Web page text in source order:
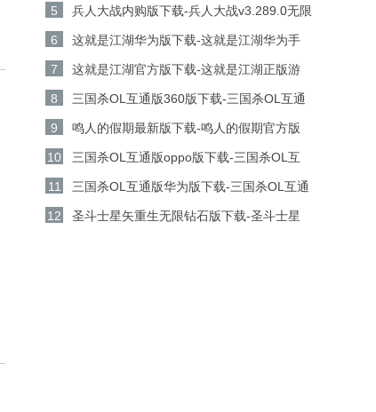
百度游戏v3.9.0安卓版下载
5
兵人大战内购版下载-兵人大战v3.289.0无限
金币钻石版下载
6
这就是江湖华为版下载-这就是江湖华为手
机游戏v14.3.0安卓版下载
7
这就是江湖官方版下载-这就是江湖正版游
戏v14.3.0安卓版下载
8
三国杀OL互通版360版下载-三国杀OL互通
版360客户端v3.9.0安卓版下载
9
鸣人的假期最新版下载-鸣人的假期官方版
v1.23安卓版下载
10
三国杀OL互通版oppo版下载-三国杀OL互
通版oppo手机游戏v3.9.0安卓版下载
11
三国杀OL互通版华为版下载-三国杀OL互通
版华为游戏v3.9.0安卓版下载
12
圣斗士星矢重生无限钻石版下载-圣斗士星